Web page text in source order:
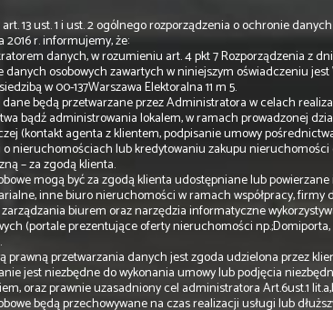
13 ust. 1 i ust. 2 ogólnego rozporządzenia o ochronie
2016 r. informujemy, że:
danych, w rozumieniu art. 4 pkt 7 Rozporządzenia z
danych osobowych zawartych w niniejszym oświadczeniu jest
w 00-137Warszawa Elektoralna 11 m 5.
będą przetwarzane przez Administratora w celach
bądź administrowania lokalem, w ramach prowadzonej
(kontakt agenta z klientem, podpisanie umowy
nieruchomościach lub kredytowaniu zakupu
– za zgodą klienta.
mogą być za zgodą klienta udostępniane lub
inne biuro nieruchomości w ramach współpracy, firmy
biurem oraz narzędzia informatyczne
(portale prezentujące oferty nieruchomości np.;Domiporta,
prawną przetwarzania danych jest zgoda udzielona przez
jest niezbędne do wykonania umowy lub podjęcia
oraz prawnie uzasadniony cel administratora Art.6ust.1
będą przechowywane na czas realizacji usługi lub